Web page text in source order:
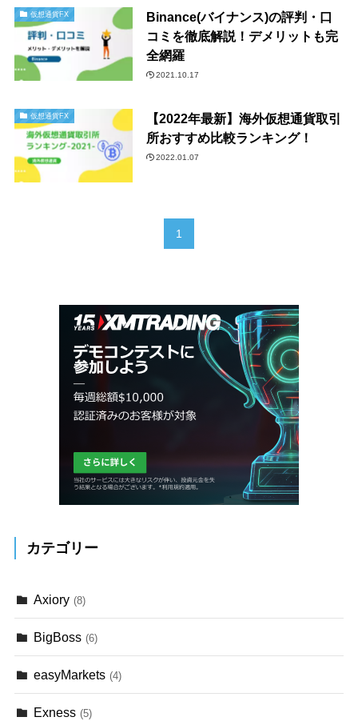
仮想通貨FX
Binance(バイナンス)の評判・口
コミを徹底解説！デメリットも完
全網羅
2021.10.17
仮想通貨FX
【2022年最新】海外仮想通貨取引
所おすすめ比較ランキング！
2022.01.07
1
カテゴリー
Axiory (8)
BigBoss (6)
easyMarkets (4)
Exness (5)